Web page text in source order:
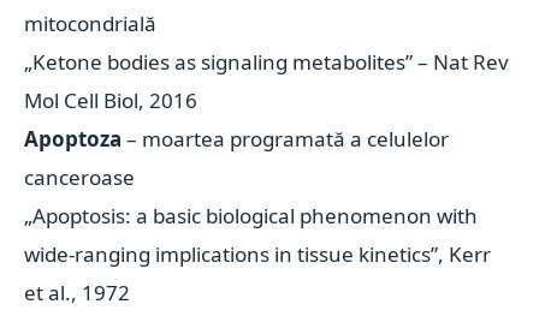
mitocondrială
„Ketone bodies as signaling metabolites” – Nat Rev
Mol Cell Biol, 2016
Apoptoza – moartea programată a celulelor
canceroase
„Apoptosis: a basic biological phenomenon with
wide-ranging implications in tissue kinetics”, Kerr
et al., 1972